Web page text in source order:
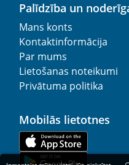
Palīdzība un
Mans konts
Kontaktinformācija
Par mums
Lietošanas noteikumi
Privātuma politika
Mobilās lietotnes